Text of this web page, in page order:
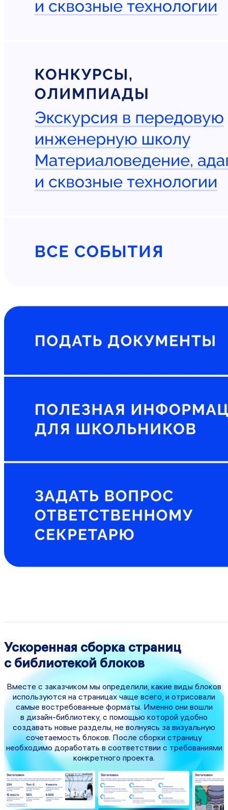
Ускоренная сборка страниц
с библиотекой блоков
Вместе с заказчиком мы определили, какие виды блоков
используются на страницах чаще всего, и отрисовали
самые востребованные форматы. Именно они вошли
в дизайн-библиотеку, с помощью которой удобно
создавать новые разделы, не волнуясь за визуальную
сочетаемость блоков. После сборки страницу
необходимо доработать в соответствии с требованиями
конкретного проекта.